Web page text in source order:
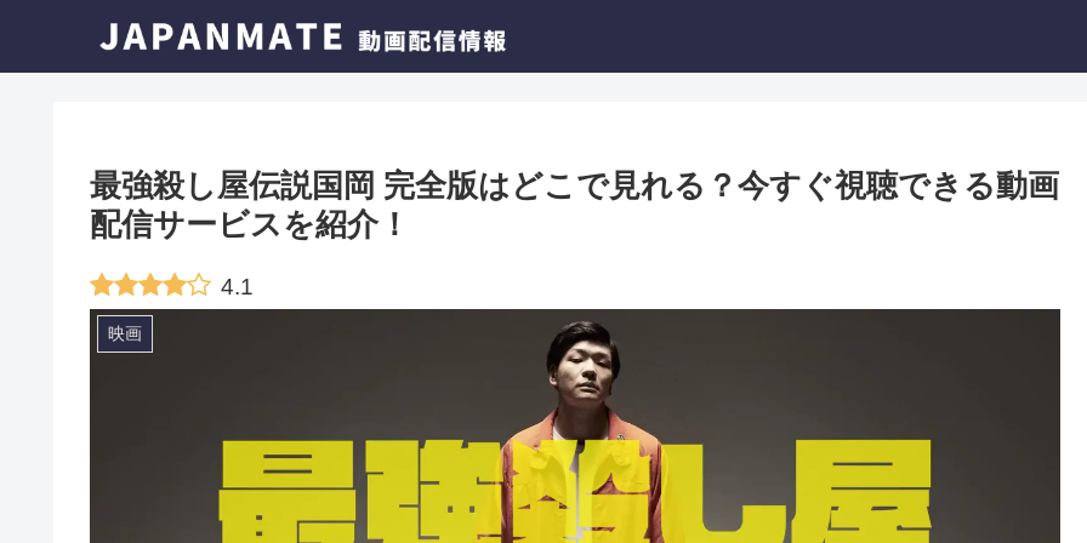
最強殺し屋伝説国岡 完全版はどこで見れる？今すぐ視聴できる動画
配信サービスを紹介！
4.1
映画